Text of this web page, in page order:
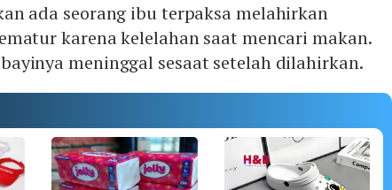
ada seorang ibu terpaksa melahirkan
karena kelelahan saat mencari makan.
meninggal sesaat setelah dilahirkan.